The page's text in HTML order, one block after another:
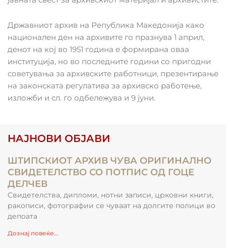
Државниот архив на Република Македонија како
национален ден на архивите го празнува 1 април,
денот на кој во 1951 година е формирана оваа
институција, но во последните години со пригодни
советувања за архивските работници, презентирање
на законската регулатива за архивско работење,
изложби и сл. го одбележува и 9 јуни.
НАЈНОВИ ОБЈАВИ
ШТИПСКИОТ АРХИВ ЧУВА ОРИГИНАЛНО
СВИДЕТЕЛСТВО СО ПОТПИС ОД ГОЦЕ
ДЕЛЧЕВ
Свидетелства, дипломи, нотни записи, црковни книги,
ракописи, фотографии се чуваат на долгите полици во
депоата
Дознај повеќе...